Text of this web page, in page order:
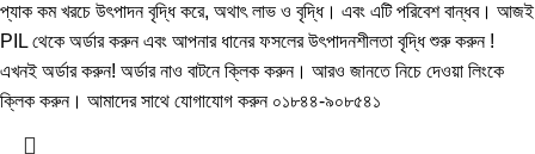
প্যাক কম খরচে উৎপাদন বৃদ্ধি করে, অথাৎ লাভ ও বৃদ্ধি। এবং এটি পরিবেশ বান্ধব। আজই
PIL থেকে অর্ডার করুন এবং আপনার ধানের ফসলের উৎপাদনশীলতা বৃদ্ধি শুরু করুন !
এখনই অর্ডার করুন! অর্ডার নাও বাটনে ক্লিক করুন। আরও জানতে নিচে দেওয়া লিংকে
ক্লিক করুন। আমাদের সাথে যোগাযোগ করুন ০১৮৪৪-৯০৮৫৪১